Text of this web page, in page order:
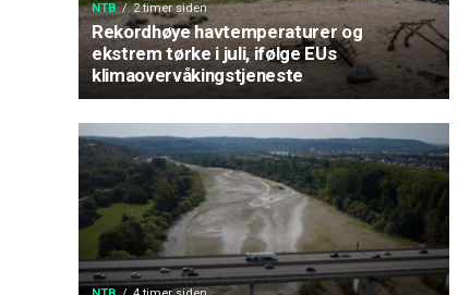
NTB 2 timer siden
Rekordhøye havtemperaturer og
ekstrem tørke i juli, ifølge EUs
klimaovervåkingstjeneste